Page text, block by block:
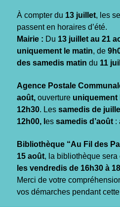
À compter du 13 juillet, les
passent en horaires d’été.
Mairie : Du 13 juillet au 21
uniquement le matin, de
des samedis matin du 11
Agence Postale
août, ouverture uniquement
12h30. Les samedis de
12h00, l es samedis d’août :
Bibliothèque “Au Fil des
15 août, la bibliothèque sera
les vendredis de 16h30 à
Merci de votre
vos démarches pendant